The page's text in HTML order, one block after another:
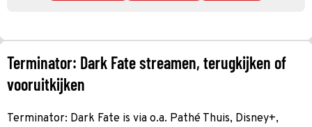
Terminator: Dark Fate streamen, terugkijken of
vooruitkijken
Terminator: Dark Fate is via o.a. Pathé Thuis, Disney+,